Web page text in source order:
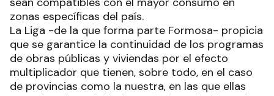
zonas específicas del país.
La Liga -de la que forma parte Formosa- propicia
que se garantice la continuidad de los programas
de obras públicas y viviendas por el efecto
multiplicador que tienen, sobre todo, en el caso
de provincias como la nuestra, en las que ellas